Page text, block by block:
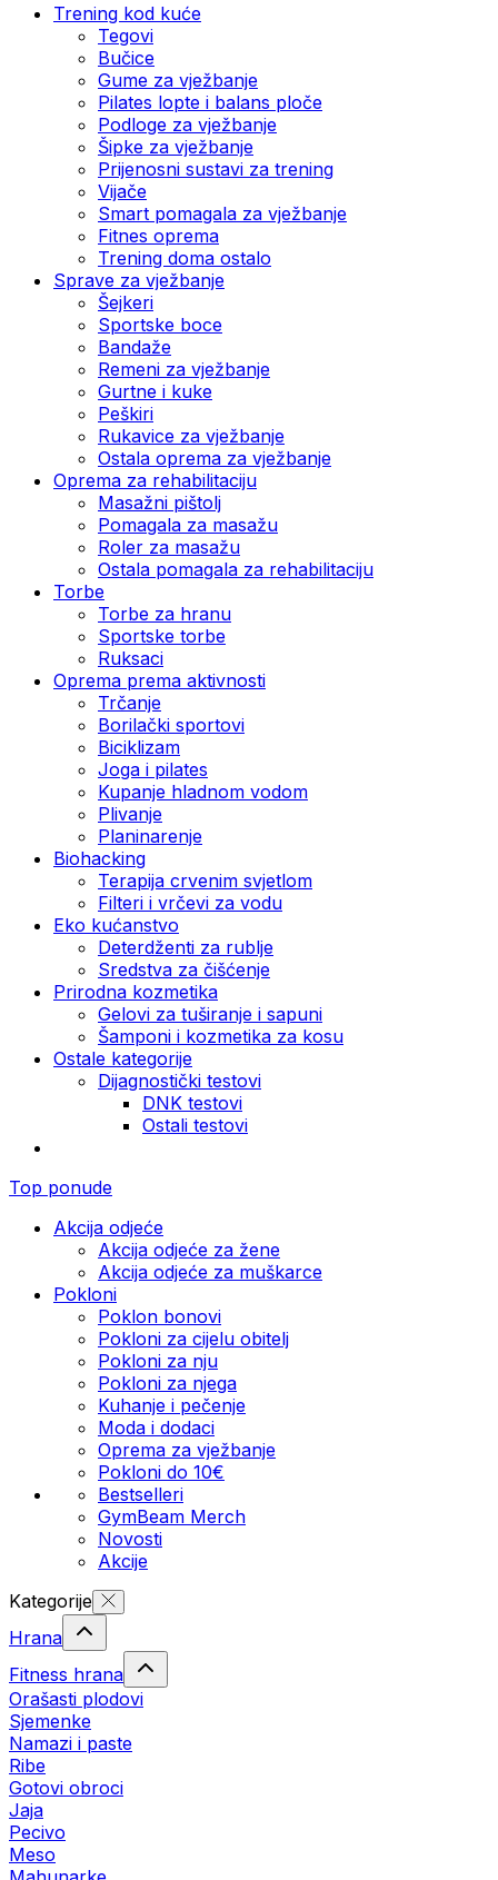
Trening kod kuće
Tegovi
Bučice
Gume za vježbanje
Pilates lopte i balans ploče
Podloge za vježbanje
Šipke za vježbanje
Prijenosni sustavi za trening
Vijače
Smart pomagala za vježbanje
Fitnes oprema
Trening doma ostalo
Sprave za vježbanje
Šejkeri
Sportske boce
Bandaže
Remeni za vježbanje
Gurtne i kuke
Peškiri
Rukavice za vježbanje
Ostala oprema za vježbanje
Oprema za rehabilitaciju
Masažni pištolj
Pomagala za masažu
Roler za masažu
Ostala pomagala za rehabilitaciju
Torbe
Torbe za hranu
Sportske torbe
Ruksaci
Oprema prema aktivnosti
Trčanje
Borilački sportovi
Biciklizam
Joga i pilates
Kupanje hladnom vodom
Plivanje
Planinarenje
Biohacking
Terapija crvenim svjetlom
Filteri i vrčevi za vodu
Eko kućanstvo
Deterdženti za rublje
Sredstva za čišćenje
Prirodna kozmetika
Gelovi za tuširanje i sapuni
Šamponi i kozmetika za kosu
Ostale kategorije
Dijagnostički testovi
DNK testovi
Ostali testovi
Top ponude
Akcija odjeće
Akcija odjeće za žene
Akcija odjeće za muškarce
Pokloni
Poklon bonovi
Pokloni za cijelu obitelj
Pokloni za nju
Pokloni za njega
Kuhanje i pečenje
Moda i dodaci
Oprema za vježbanje
Pokloni do 10€
Bestselleri
GymBeam Merch
Novosti
Akcije
Kategorije
Hrana
Fitness hrana
Orašasti plodovi
Sjemenke
Namazi i paste
Ribe
Gotovi obroci
Jaja
Pecivo
Meso